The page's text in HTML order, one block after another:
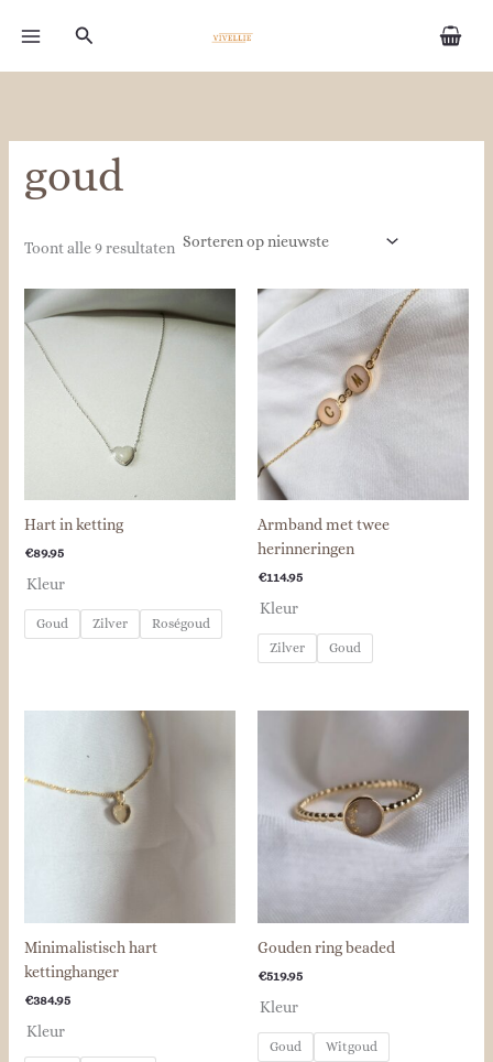
naar
Zoeken
goud
Toont alle 9 resultaten
nieuwste
Hart in ketting
€89.95
Kleur
Goud Zilver Roségoud
Armband met twee
herinneringen
€114.95
Kleur
Zilver Goud
Minimalistisch hart
kettinghanger
€384.95
Kleur
Gouden ring beaded
€519.95
Kleur
Goud Witgoud